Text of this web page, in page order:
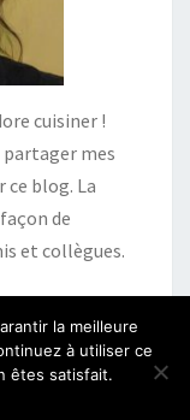
cuisiner !
partager mes
ce blog. La
de
et collègues.
la meilleure
à utiliser ce
êtes satisfait.